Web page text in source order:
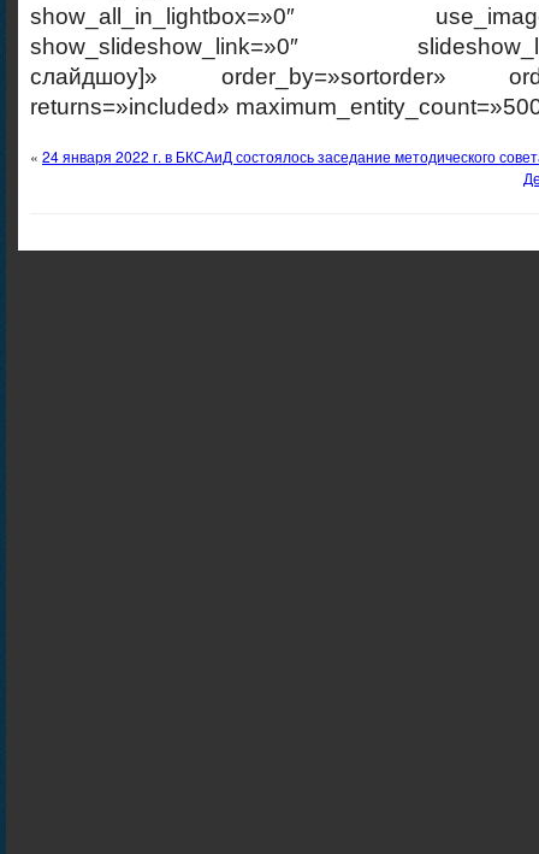
show_all_in_lightbox=»0″
show_slideshow_link=»0″
слайдшоу]» order_by=»sortorder»
returns=»included»
« 24 января 2022 г. в БКСАиД состоялось заседание методического